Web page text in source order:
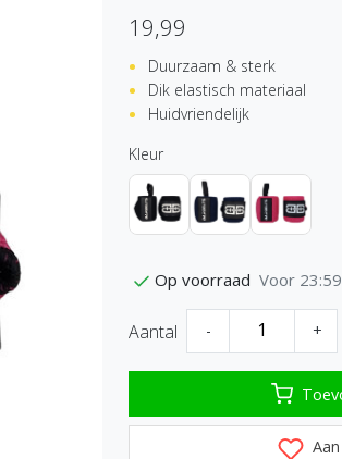
19,99
Duurzaam & sterk
Dik elastisch materiaal
Huidvriendelijk
Kleur
Op voorraad Voor
Aantal - +